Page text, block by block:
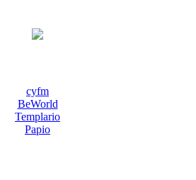
cyfm
BeWorld
Templario
Papio